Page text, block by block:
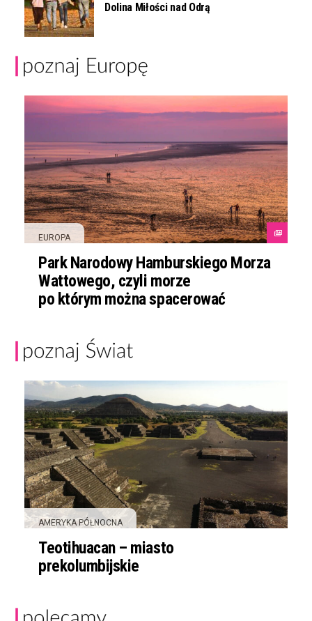
Dolina Miłości nad Odrą
EUROPA
Park Narodowy Hamburskiego Morza
Wattowego, czyli morze
po którym można spacerować
AMERYKA PÓŁNOCNA
Teotihuacan – miasto
prekolumbijskie